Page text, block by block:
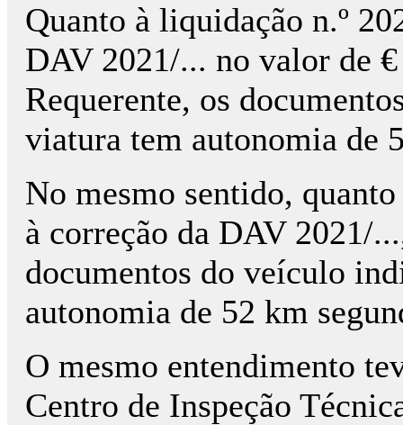
Quanto à liquidação n.º
DAV 2021/... no valor de
Requerente, os
viatura tem autonomia de
No mesmo sentido,
à correção da DAV 2021/
documentos do veículo
autonomia de 52 km
O mesmo entendimento
Centro de Inspeção